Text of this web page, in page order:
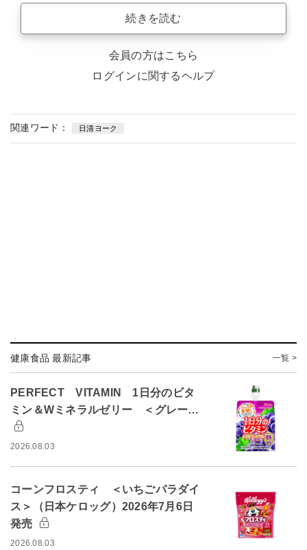
続きを読む
会員の方はこちら
ログインに関するヘルプ
関連ワード： 日清ヨーク
健康食品 最新記事 一覧 >
PERFECT VITAMIN 1日分のビタ
ミン＆Wミネラルゼリー ＜グレー…
2026.08.03
コーンフロスティ ＜いちごパラダイ
ス＞（日本ケロッグ）2026年7月6日
発売
2026.08.03